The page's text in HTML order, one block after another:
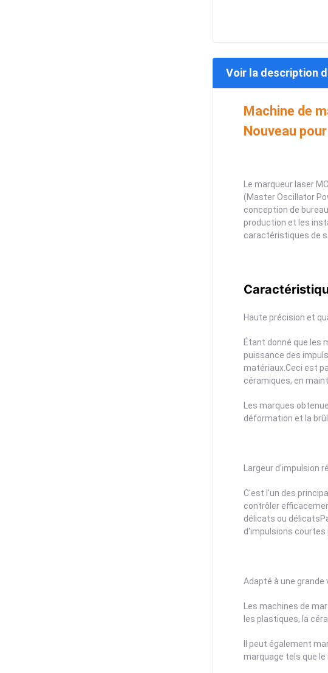
Voir la description
Machine de
Nouveau
Le marqueur laser
(Master Oscillator
conception de
production et les
caractéristiques de
Haute précision et
Étant donné que les
puissance des
matériaux.Ceci est
céramiques, en
Les marques
déformation et la
Largeur d'impulsion
C'est l'un des
contrôler
délicats ou
d'impulsions courtes
Adapté à une
Les machines de
les plastiques, la
Il peut également
marquage tels que le